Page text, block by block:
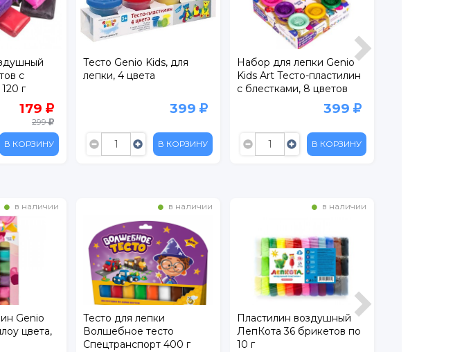
с
г
179
299
В КОРЗИНУ
Тесто Genio Kids, для
лепки, 4 цвета
399
В КОРЗИНУ
Набор для лепки Genio
Kids Art Тесто-пластилин
с блестками, 8 цветов
399
В КОРЗИНУ
в наличии
Genio
цвета,
в наличии
Тесто для лепки
Волшебное тесто
Спецтранспорт 400 г
в наличии
Пластилин воздушный
ЛепКота 36 брикетов по
10 г